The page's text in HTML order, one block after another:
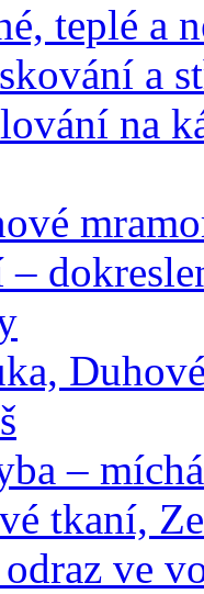
teplé a
a
na
–
tkaní,
ve